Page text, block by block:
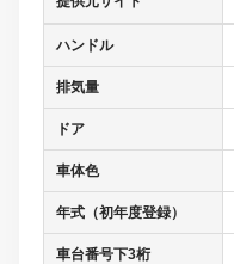
ハンドル
排気量
ドア
車体色
年式（初年度登録）
車台番号下3桁